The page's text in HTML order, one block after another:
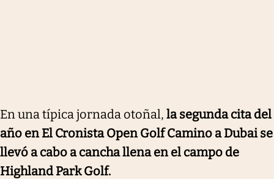
En una típica jornada otoñal, la segunda cita del
año en El Cronista Open Golf Camino a Dubai se
llevó a cabo a cancha llena en el campo de
Highland Park Golf.